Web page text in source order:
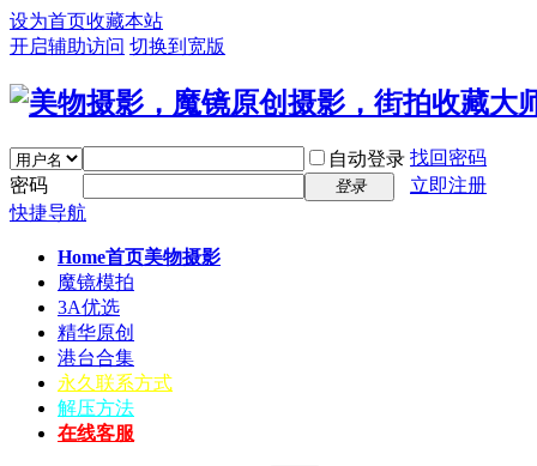
设为首页收藏本站
开启辅助访问 切换到宽版
自动登录 找回密码
密码
登录
立即注册
快捷导航
Home首页美物摄影
魔镜模拍
3A优选
精华原创
港台合集
永久联系方式
解压方法
在线客服